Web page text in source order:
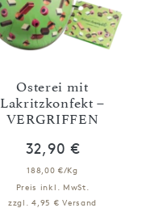
Osterei mit
Lakritzkonfekt –
VERGRIFFEN
32,90 €
188,00 €/Kg
Preis inkl. MwSt.
zzgl. 4,95 € Versand